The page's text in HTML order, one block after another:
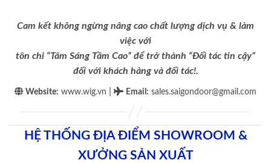
Cam kết không ngừng nâng cao chất lượng dịch vụ & làm
việc với
tôn chỉ “Tâm Sáng Tầm Cao” để trở thành “Đối tác tin cậy”
đối với khách hàng và đối tác!.
Website: www.wig.vn Email : sales.saigondoor@gmail.com
HỆ THỐNG ĐỊA ĐIỂM SHOWROOM &
XƯỞNG SẢN XUẤT